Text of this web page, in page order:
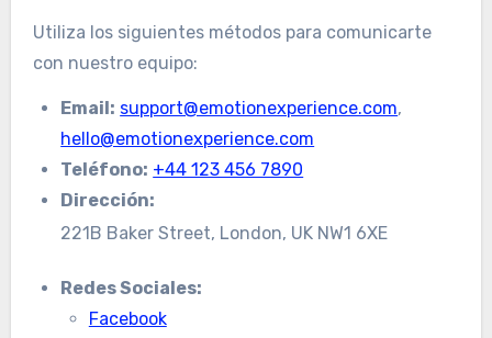
Utiliza los siguientes métodos para comunicarte
con nuestro equipo:
Email: support@emotionexperience.com,
hello@emotionexperience.com
Teléfono: +44 123 456 7890
Dirección:
221B Baker Street, London, UK NW1 6XE
Redes Sociales:
Facebook